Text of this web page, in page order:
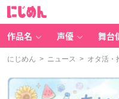
作品名 声優 舞台
にじめん > ニュース > オタ活・